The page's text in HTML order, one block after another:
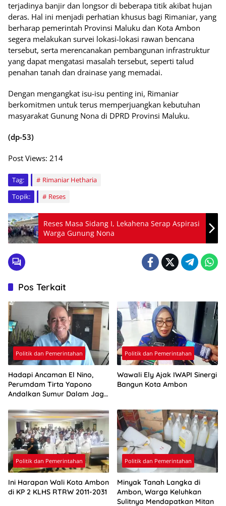
terjadinya banjir dan longsor di beberapa titik akibat hujan
deras. Hal ini menjadi perhatian khusus bagi Rimaniar, yang
berharap pemerintah Provinsi Maluku dan Kota Ambon
segera melakukan survei lokasi-lokasi rawan bencana
tersebut, serta merencanakan pembangunan infrastruktur
yang dapat mengatasi masalah tersebut, seperti talud
penahan tanah dan drainase yang memadai.
Dengan mengangkat isu-isu penting ini, Rimaniar
berkomitmen untuk terus memperjuangkan kebutuhan
masyarakat Gunung Nona di DPRD Provinsi Maluku.
(dp-53)
Post Views: 214
Tag:
Rimaniar Hetharia
Topik:
Reses
Reses Masa Sidang I, Lekahena Serap Aspirasi
Warga Gunung Nona
Pos Terkait
Politik dan Pemerintahan
Hadapi Ancaman El Nino,
Perumdam Tirta Yapono
Andalkan Sumur Dalam Jaga
Politik dan Pemerintahan
Wawali Ely Ajak IWAPI Sinergi
Bangun Kota Ambon
Politik dan Pemerintahan
Ini Harapan Wali Kota Ambon
di KP 2 KLHS RTRW 2011-2031
Politik dan Pemerintahan
Minyak Tanah Langka di
Ambon, Warga Keluhkan
Sulitnya Mendapatkan Mitan